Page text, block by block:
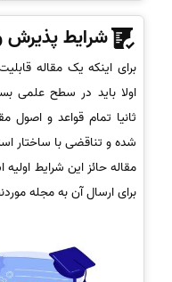
شرایط پذیرش
برای اینکه یک مقاله
اولا باید در سطح علمی
ثانیا تمام قواعد و اصول
شده و تناقضی با ساختار
مقاله حائز این شرایط
برای ارسال آن به مجله